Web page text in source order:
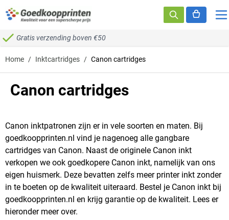
Ga naar de inhoud
Gratis verzending boven €50
Home / Inktcartridges / Canon cartridges
Canon cartridges
Canon inktpatronen zijn er in vele soorten en maten. Bij
goedkoopprinten.nl vind je nagenoeg alle gangbare
cartridges van Canon. Naast de originele Canon inkt
verkopen we ook goedkopere Canon inkt, namelijk van ons
eigen huismerk. Deze bevatten zelfs meer printer inkt zonder
in te boeten op de kwaliteit uiteraard. Bestel je Canon inkt bij
goedkoopprinten.nl en krijg garantie op de kwaliteit. Lees er
hieronder meer over.